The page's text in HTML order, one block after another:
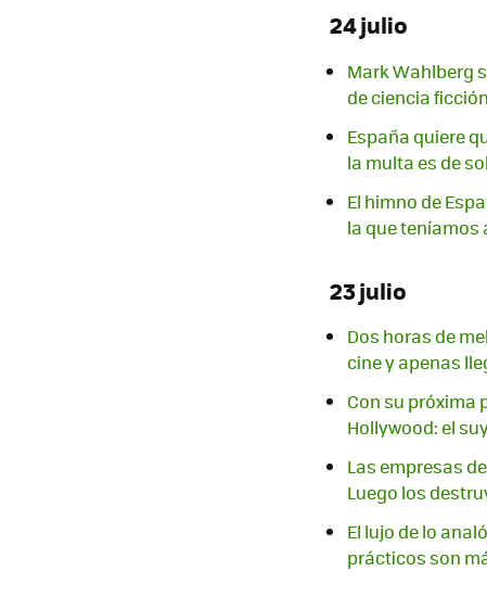
24 julio
Mark Wahlberg
de ciencia ficción
España quiere
la multa es de
El himno de
la que teníamos
23 julio
Dos horas de
cine y apenas
Con su próxima
Hollywood: el
Las empresas
Luego los
El lujo de lo
prácticos son